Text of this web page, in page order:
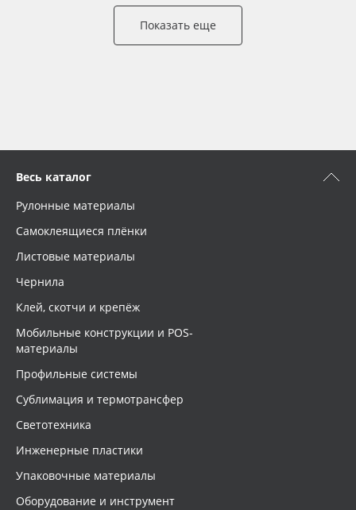
Показать еще
Весь каталог
Рулонные материалы
Самоклеящиеся плёнки
Листовые материалы
Чернила
Клей, скотчи и крепёж
Мобильные конструкции и POS-
материалы
Профильные системы
Сублимация и термотрансфер
Светотехника
Инженерные пластики
Упаковочные материалы
Оборудование и инструмент